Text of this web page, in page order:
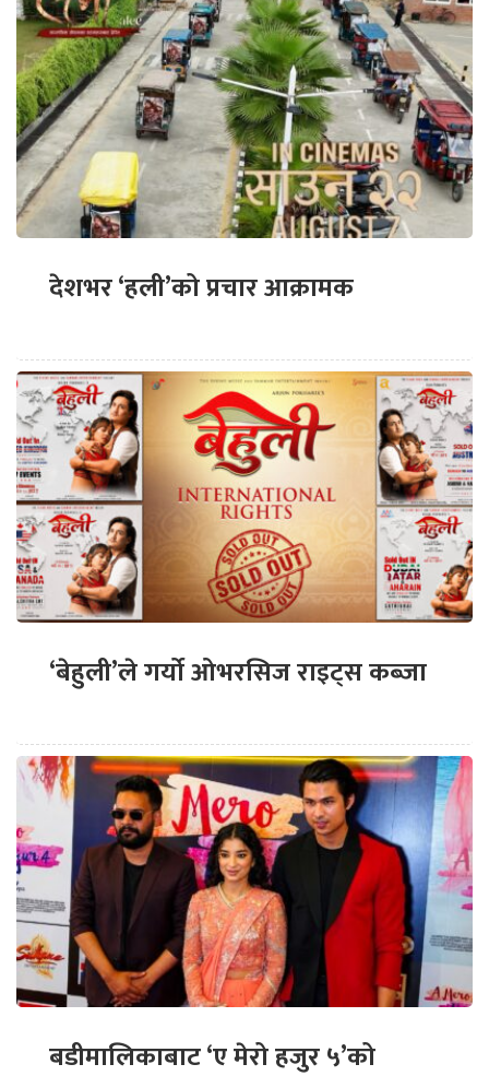
देशभर ‘हली’को प्रचार आक्रामक
‘बेहुली’ले गर्यो ओभरसिज राइट्स कब्जा
बडीमालिकाबाट ‘ए मेरो हजुर ५’को